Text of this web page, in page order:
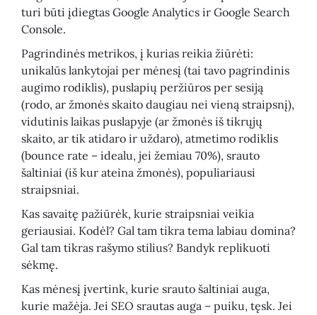
turi būti įdiegtas Google Analytics ir Google Search
Console.
Pagrindinės metrikos, į kurias reikia žiūrėti:
unikalūs lankytojai per mėnesį (tai tavo pagrindinis
augimo rodiklis), puslapių peržiūros per sesiją
(rodo, ar žmonės skaito daugiau nei vieną straipsnį),
vidutinis laikas puslapyje (ar žmonės iš tikrųjų
skaito, ar tik atidaro ir uždaro), atmetimo rodiklis
(bounce rate – idealu, jei žemiau 70%), srauto
šaltiniai (iš kur ateina žmonės), populiariausi
straipsniai.
Kas savaitę pažiūrėk, kurie straipsniai veikia
geriausiai. Kodėl? Gal tam tikra tema labiau domina?
Gal tam tikras rašymo stilius? Bandyk replikuoti
sėkmę.
Kas mėnesį įvertink, kurie srauto šaltiniai auga,
kurie mažėja. Jei SEO srautas auga – puiku, tęsk. Jei